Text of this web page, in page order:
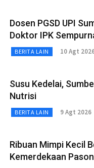
Dosen PGSD UPI
Doktor IPK
BERITA LAIN 10 Agt
Susu Kedelai,
Nutrisi
BERITA LAIN 9 Agt 2026
Ribuan Mimpi Kecil
Kemerdekaan